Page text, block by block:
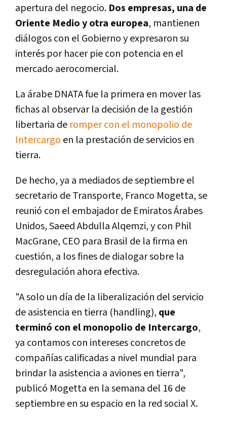
apertura del negocio. Dos empresas, una de
Oriente Medio y otra europea, mantienen
diálogos con el Gobierno y expresaron su
interés por hacer pie con potencia en el
mercado aerocomercial.
La árabe DNATA fue la primera en mover las
fichas al observar la decisión de la gestión
libertaria de romper con el monopolio de
Intercargo en la prestación de servicios en
tierra.
De hecho, ya a mediados de septiembre el
secretario de Transporte, Franco Mogetta, se
reunió con el embajador de Emiratos Árabes
Unidos, Saeed Abdulla Alqemzi, y con Phil
MacGrane, CEO para Brasil de la firma en
cuestión, a los fines de dialogar sobre la
desregulación ahora efectiva.
"A solo un día de la liberalización del servicio
de asistencia en tierra (handling), que
terminó con el monopolio de Intercargo,
ya contamos con intereses concretos de
compañías calificadas a nivel mundial para
brindar la asistencia a aviones en tierra",
publicó Mogetta en la semana del 16 de
septiembre en su espacio en la red social X.